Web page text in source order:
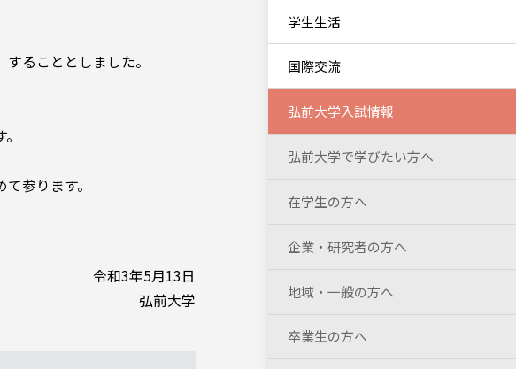
ることとしました。
。
参ります。
令和3年5月13日
弘前大学
学生生活
国際交流
弘前大学入試情報
弘前大学で学びたい方へ
在学生の方へ
企業・研究者の方へ
地域・一般の方へ
卒業生の方へ